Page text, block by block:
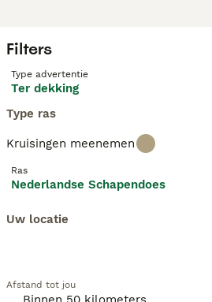
Filters
Type advertentie
Ter dekking
Type ras
Kruisingen meenemen
Ras
Nederlandse Schapendoes
Uw locatie
Afstand tot jou